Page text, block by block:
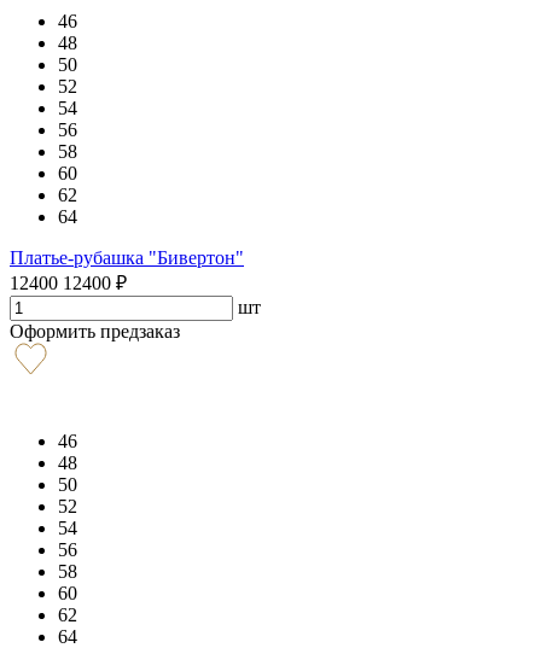
46
48
50
52
54
56
58
60
62
64
Платье-рубашка "Бивертон"
12400 12400 ₽
шт
Оформить предзаказ
46
48
50
52
54
56
58
60
62
64